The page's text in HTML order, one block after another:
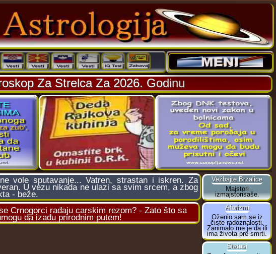
Za Strelca Za 2026. Godinu
sputavanje... Vatren, strastan i iskren. Za
U vezu nikada ne ulazi sa svim srcem, a zbog
- beže.
Crnogorci rađaju carskim rezom? - Zato što sa
da izađu prirodnim putem!